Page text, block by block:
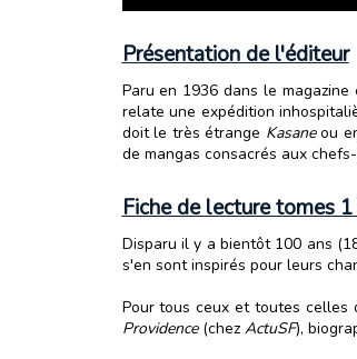
Présentation de l'éditeur
Paru en 1936 dans le
relate une expédition
doit le très étrange Kasaneou
de mangas consacrés aux
Fiche de lecture tomes
Disparu il y a bientôt 100 ans
s'en sont inspirés pour leurs
Pour tous ceux et toutes celles
Providence(chez ActuSF),